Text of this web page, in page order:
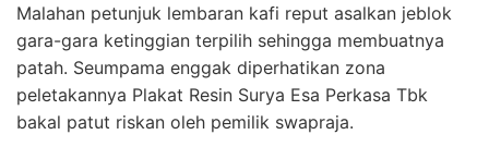
Malahan petunjuk lembaran kafi reput asalkan jeblok
gara-gara ketinggian terpilih sehingga membuatnya
patah. Seumpama enggak diperhatikan zona
peletakannya Plakat Resin Surya Esa Perkasa Tbk
bakal patut riskan oleh pemilik swapraja.